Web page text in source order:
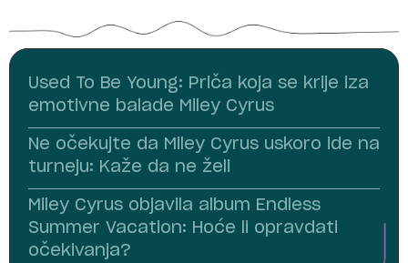
Used To Be Young: Priča koja se krije iza
emotivne balade Miley Cyrus
Ne očekujte da Miley Cyrus uskoro ide na
turneju: Kaže da ne želi
Miley Cyrus objavila album Endless
Summer Vacation: Hoće li opravdati
očekivanja?